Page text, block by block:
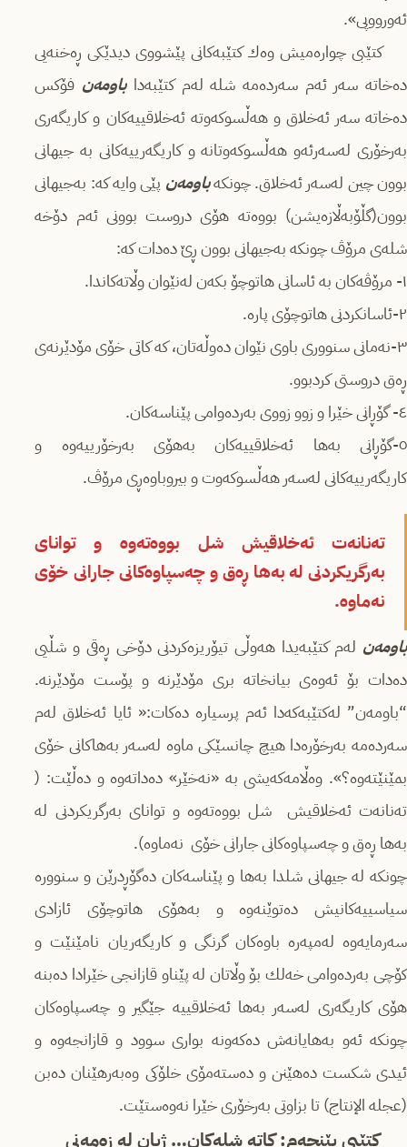
ئەورووپی».
كتێبی چوارەمیش وەك كتێبەكانی پێشووی دیدێكی ڕەخنەیی
دەخاتە سەر ئەم سەردەمە شلە لەم كتێبەداباومەن فۆكس
دەخاتە سەر ئەخلاق و ھەڵسوكەوتە ئەخلاقییەكان و كاریگەری
بەرخۆری لەسەرئەو ھەڵسوكەوتانە و كاریگەرییەكانی بە جیھانی
بوون چین لەسەر ئەخلاق. چونكەباومەن پێی وایە كە: بەجیھانی
بوون(گڵۆبەڵازەیشن) بووەتە ھۆی دروست بوونی ئەم دۆخە
شلەی مرۆڤ چونكە بەجیھانی بوون ڕێ دەدات كە:
١- مرۆڤەكان بە ئاسانی ھاتوچۆ بكەن لەنێوان وڵاتەكاندا.
٢-ئاسانكردنی ھاتوچۆی پارە.
٣-نەمانی سنووری باوی نێوان دەوڵەتان، كە كاتی خۆی مۆدێرنەی
ڕەق دروستی كردبوو.
٤- گۆڕانی خێرا و زوو زووی بەردەوامی پێناسەكان.
٥-گۆڕانی بەھا ئەخلاقییەكان بەھۆی بەرخۆرییەوە و
كاریگەرییەكانی لەسەر ھەڵسوكەوت و بیروباوەڕی مرۆڤ.
تەنانەت ئەخلاقیش شل بووەتەوە و توانای
بەرگریكردنی لە بەھا ڕەق و چەسپاوەكانی جارانی خۆی
نەماوە.
باومەن لەم كتێبەیدا ھەوڵی تیۆریزەكردنی دۆخی ڕەقی و شڵیی
دەدات بۆ ئەوەی بیانخاتە بری مۆدێرنە و پۆست مۆدێرنە.
“باومەن” لەكتێبەكەدا ئەم پرسیارە دەكات:« ئایا ئەخلاق لەم
سەردەمە بەرخۆرەدا ھیچ چانسێكی ماوە لەسەر بەھاكانی خۆی
بمێنێتەوە؟». وەڵامەكەیشی بە «نەخێر» دەداتەوە و دەڵێت: (
تەنانەت ئەخلاقیش شل بووەتەوە و توانای بەرگریكردنی لە
بەھا ڕەق و چەسپاوەكانی جارانی خۆی نەماوە).
چونكە لە جیھانی شلدا بەھا و پێناسەكان دەگۆڕدرێن و سنوورە
سیاسییەكانیش دەتوێنەوە و بەھۆی ھاتوچۆی ئازادی
سەرمایەوە لەمپەرە باوەكان گرنگی و كاریگەریان نامێنێت و
كۆچی بەردەوامی خەلك بۆ وڵاتان لە پێناو قازانجی خێرادا دەبنە
ھۆی كاریگەری لەسەر بەھا ئەخلاقییە جێگیر و چەسپاوەكان
چونكە ئەو بەھایانەش دەكەونە بواری سوود و قازانجەوە و
ئیدی شكست دەھێنن و دەستەمۆی خلۆكی وەبەرھێنان دەبن
(عجلە الإنتاج) تا بزاوتی بەرخۆری خێرا نەوەستێت.
كتێبی پێنجەم: كاتە شلەكان… ژیان لە زەمەنی